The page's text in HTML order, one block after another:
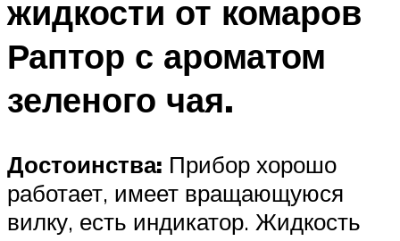
жидкости от комаров
Раптор с ароматом
зеленого чая.
Достоинства: Прибор хорошо
работает, имеет вращающуюся
вилку, есть индикатор. Жидкость